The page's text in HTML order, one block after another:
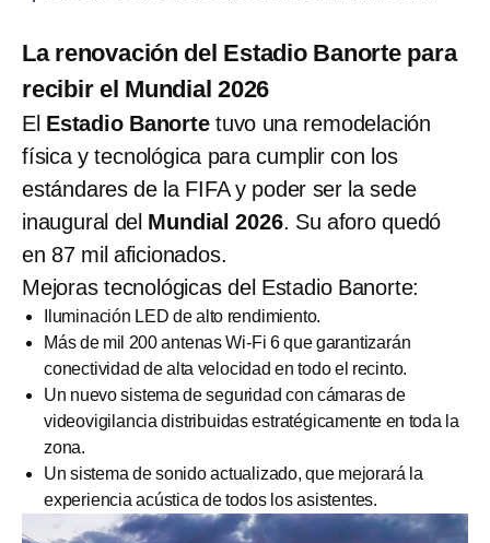
La renovación del Estadio Banorte para
recibir el Mundial 2026
El Estadio Banortetuvo una remodelación
física y tecnológica para cumplir con los
estándares de la FIFA y poder ser la sede
inaugural del Mundial 2026. Su aforo quedó
en 87 mil aficionados.
Mejoras tecnológicas del Estadio Banorte:
Iluminación LED de alto rendimiento.
Más de mil 200 antenas Wi-Fi 6 que garantizarán
conectividad de alta velocidad en todo el recinto.
Un nuevo sistema de seguridad con cámaras de
videovigilancia distribuidas estratégicamente en toda la
zona.
Un sistema de sonido actualizado, que mejorará la
experiencia acústica de todos los asistentes.